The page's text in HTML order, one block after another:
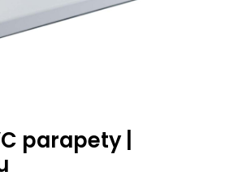
parapety |